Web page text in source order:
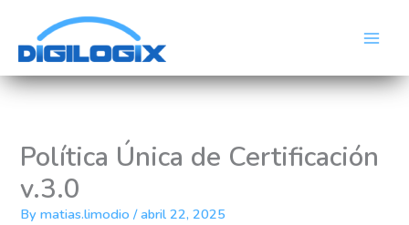
content
Política Única de Certificación
v.3.0
Bymatias.limodio/abril 22, 2025